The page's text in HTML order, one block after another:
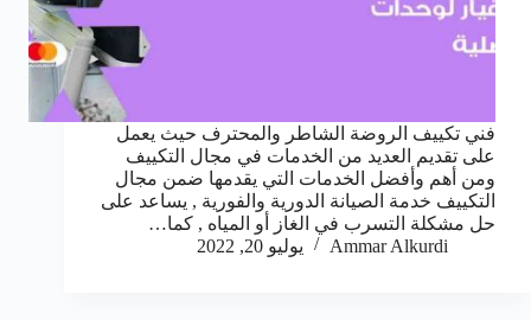
فني تكييف الروضة الشاطر والمحترف حيث يعمل
على تقديم العديد من الخدمات في مجال التكييف
ومن أهم وأفضل الخدمات التي يقدمها ضمن مجال
التكييف خدمة الصيانة الدورية والفورية , يساعد على
حل مشكلة التسرب في الغاز أو المياه , كما…
Ammar Alkurdi
يوليو 20, 2022